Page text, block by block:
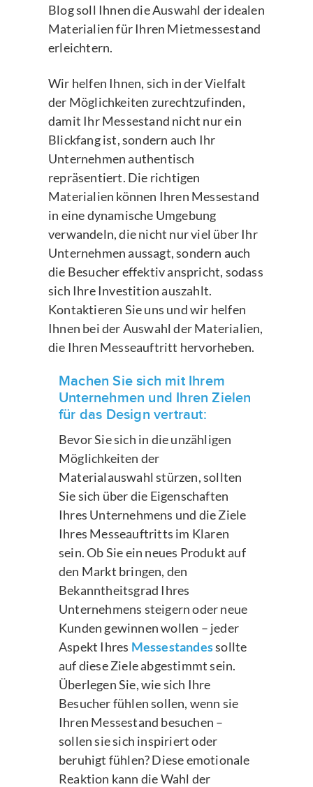
Blog soll Ihnen die Auswahl der idealen
Materialien für Ihren Mietmessestand
erleichtern.
Wir helfen Ihnen, sich in der Vielfalt
der Möglichkeiten zurechtzufinden,
damit Ihr Messestand nicht nur ein
Blickfang ist, sondern auch Ihr
Unternehmen authentisch
repräsentiert. Die richtigen
Materialien können Ihren Messestand
in eine dynamische Umgebung
verwandeln, die nicht nur viel über Ihr
Unternehmen aussagt, sondern auch
die Besucher effektiv anspricht, sodass
sich Ihre Investition auszahlt.
Kontaktieren Sie uns und wir helfen
Ihnen bei der Auswahl der Materialien,
die Ihren Messeauftritt hervorheben.
Machen Sie sich mit Ihrem
Unternehmen und Ihren Zielen
für das Design vertraut:
Bevor Sie sich in die unzähligen
Möglichkeiten der
Materialauswahl stürzen, sollten
Sie sich über die Eigenschaften
Ihres Unternehmens und die Ziele
Ihres Messeauftritts im Klaren
sein. Ob Sie ein neues Produkt auf
den Markt bringen, den
Bekanntheitsgrad Ihres
Unternehmens steigern oder neue
Kunden gewinnen wollen – jeder
Aspekt Ihres Messestandessollte
auf diese Ziele abgestimmt sein.
Überlegen Sie, wie sich Ihre
Besucher fühlen sollen, wenn sie
Ihren Messestand besuchen –
sollen sie sich inspiriert oder
beruhigt fühlen? Diese emotionale
Reaktion kann die Wahl der